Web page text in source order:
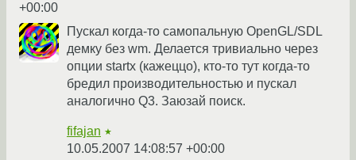
+00:00
Пускал когда-то самопальную OpenGL/SDL
демку без wm. Делается тривиально через
опции startx (кажеццо), кто-то тут когда-то
бредил производительностью и пускал
аналогично Q3. Заюзай поиск.
fifajan ★
10.05.2007 14:08:57 +00:00